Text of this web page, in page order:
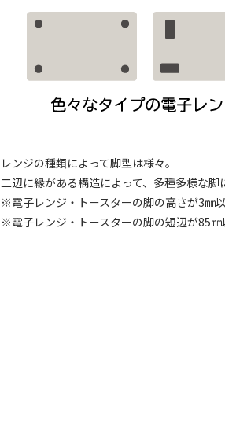
レンジの種類によって脚型は様々。
二辺に縁がある構造によって、多種多様な脚
※電子レンジ・トースターの脚の高さが3㎜
※電子レンジ・トースターの脚の短辺が85㎜